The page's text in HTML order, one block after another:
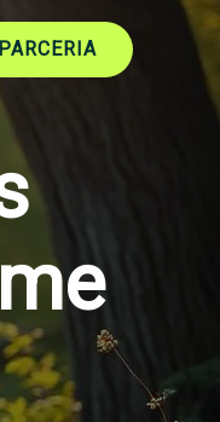
PARCERIA